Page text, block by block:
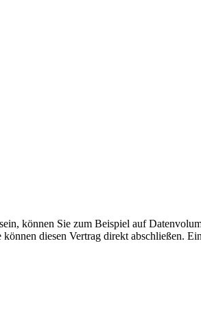
können Sie zum Beispiel auf
diesen Vertrag direkt abschließen.